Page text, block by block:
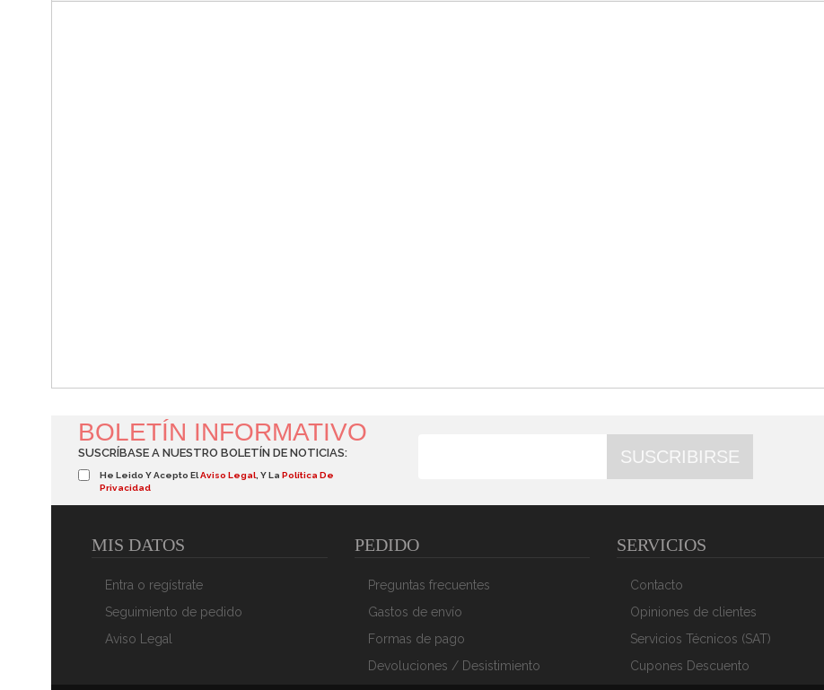
BOLETÍN INFORMATIVO
SUSCRÍBASE A NUESTRO BOLETÍN DE NOTICIAS:
He Leido Y Acepto ElAviso Legal , Y La Política De
Privacidad
SUSCRIBIRSE
MIS DATOS
Entra o regístrate
Seguimiento de pedido
Aviso Legal
PEDIDO
Preguntas frecuentes
Gastos de envío
Formas de pago
Devoluciones / Desistimiento
SERVICIOS
Contacto
Opiniones de clientes
Servicios Técnicos (SAT)
Cupones Descuento